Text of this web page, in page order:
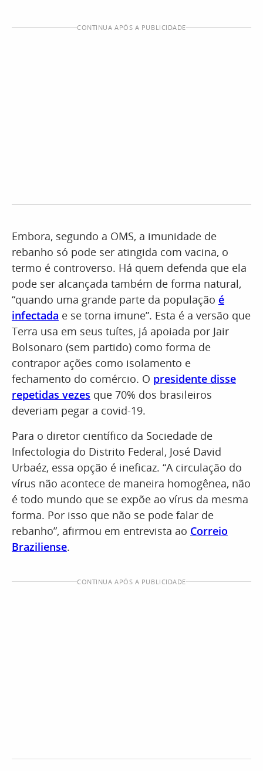
CONTINUA APÓS A PUBLICIDADE
Embora, segundo a OMS, a imunidade de
rebanho só pode ser atingida com vacina, o
termo é controverso. Há quem defenda que ela
pode ser alcançada também de forma natural,
“quando uma grande parte da população é
infectada e se torna imune”. Esta é a versão que
Terra usa em seus tuítes, já apoiada por Jair
Bolsonaro (sem partido) como forma de
contrapor ações como isolamento e
fechamento do comércio. O presidente disse
repetidas vezes que 70% dos brasileiros
deveriam pegar a covid-19.
Para o diretor científico da Sociedade de
Infectologia do Distrito Federal, José David
Urbaéz, essa opção é ineficaz. “A circulação do
vírus não acontece de maneira homogênea, não
é todo mundo que se expõe ao vírus da mesma
forma. Por isso que não se pode falar de
rebanho”, afirmou em entrevista ao Correio
Braziliense.
CONTINUA APÓS A PUBLICIDADE